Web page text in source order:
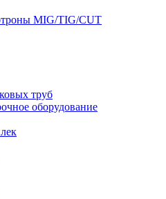
MIG/TIG/CUT
труб
оборудование